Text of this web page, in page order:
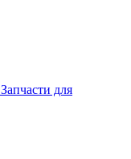
Запчасти для